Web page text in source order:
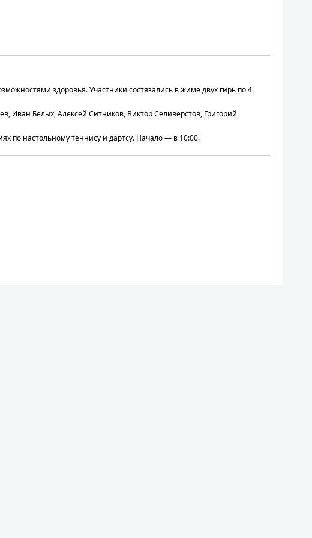
здоровья. Участники состязались в жиме двух гирь по 4
Иван Белых, Алексей Ситников, Виктор Селиверстов, Григорий
по настольному теннису и дартсу. Начало — в 10:00.